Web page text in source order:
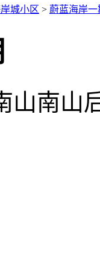
城小区 > 蔚蓝海岸一
山南